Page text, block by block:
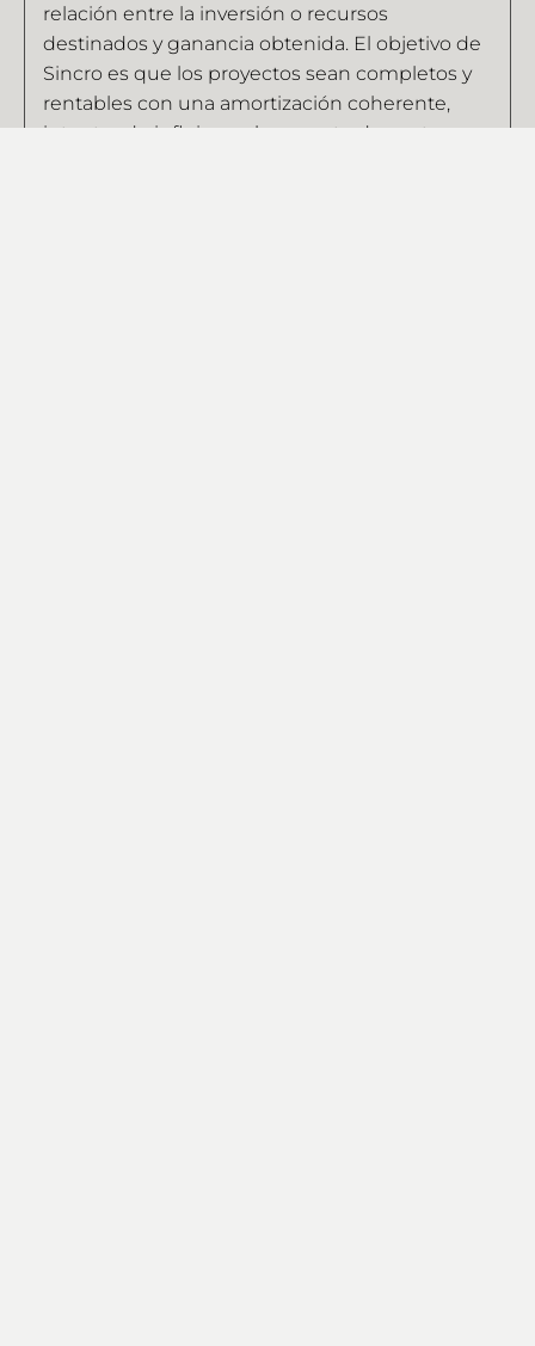
relación entre la inversión o recursos
destinados y ganancia obtenida. El objetivo de
Sincro es que los proyectos sean completos y
rentables con una amortización coherente,
intentando influir en el aumento de ventas y